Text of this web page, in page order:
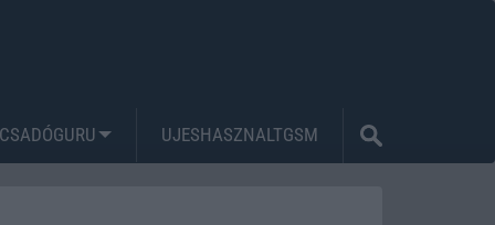
UJESHASZNALTGSM